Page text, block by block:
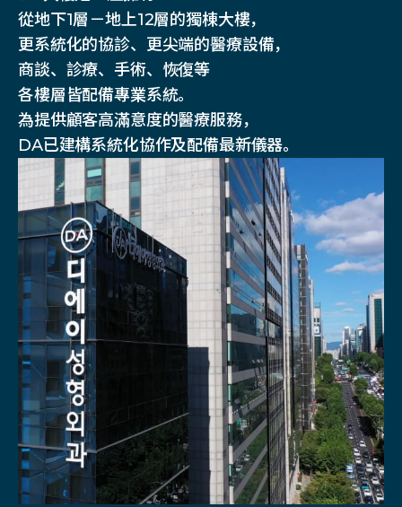
從地下1層－地上12層的獨棟大樓，
更系統化的協診、更尖端的醫療設備，
商談、診療、手術、恢復等
各樓層皆配備專業系統。
為提供顧客高滿意度的醫療服務，
DA已建構系統化協作及配備最新儀器。
通过1：1
专家商谈
专家们医疗团队
术后管理
不同领域内的
专家协诊系统
9位麻醉痛症科
专家常驻
多种尖端医疗设备 具备酒店级住院室